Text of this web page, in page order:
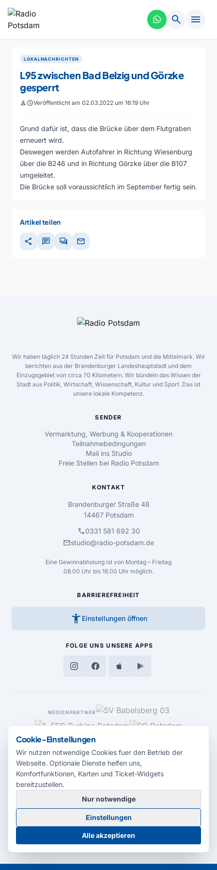
search menu
LOKALNACHRICHTEN
L95 zwischen Bad Belzig und Görzke
gesperrt
personscheduleVeröffentlicht am 02.03.2022 um 16:19 Uhr
Grund dafür ist, dass die Brücke über dem Flutgraben
erneuert wird.
Deswegen werden Autofahrer in Richtung Wiesenburg
über die B246 und in Richtung Görzke über die B107
umgeleitet.
Die Brücke soll voraussichtlich im September fertig sein.
Artikel teilen
share chat forum mail
Wir haben täglich 24 Stunden Zeit für Potsdam und die Mittelmark. Wir
berichten aus der Brandenburger Landeshauptstadt und dem
Einzugsgebiet von circa 70 Kilometern. Wir bündeln das Wissen der
Stadt aus Politik, Wirtschaft, Wissenschaft, Kultur und Sport. Das ist
unsere lokale Kompetenz.
SENDER
Vermarktung, Werbung & Kooperationen
Teilnahmebedingungen
Mail ins Studio
Freie Stellen bei Radio Potsdam
KONTAKT
Brandenburger Straße 48
14467 Potsdam
call0331 581 692 30
mailstudio@radio-potsdam.de
Eine Gewinnabholung ist von Montag – Freitag
08.00 Uhr bis 18.00 Uhr möglich.
BARRIEREFREIHEIT
accessibility_new Einstellungen öffnen
FOLGE UNS UNSERE APPS
MEDIENPARTNER
© 2026 Radio Potsdam. Webseite entwickelt durch dieMedienagentur
Babelsberg
BarrierefreiheitserklärungAGBDatenschutzImpressum
Cookie-Einstellungen
Cookie-Einstellungen
Wir nutzen notwendige Cookies fuer den Betrieb der
Webseite. Optionale Dienste helfen uns,
Komfortfunktionen, Karten und Ticket-Widgets
bereitzustellen.
Nur notwendige
Einstellungen
Alle akzeptieren